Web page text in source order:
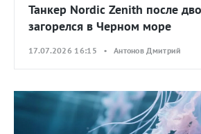
Танкер Nordic Zenith после
загорелся в Черном море
17.07.2026 16:15 • Антонов Дмитрий